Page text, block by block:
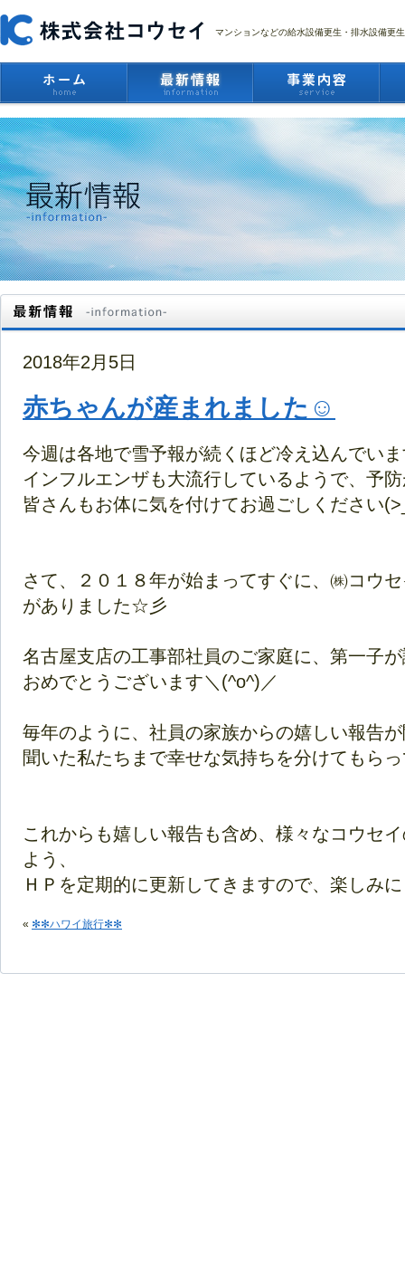
マンションなどの給水設備更生・排水設備更
2018年2月5日
赤ちゃんが産まれました☺
今週は各地で雪予報が続くほど冷え込んでい
インフルエンザも大流行しているようで、予
皆さんもお体に気を付けてお過ごしください
さて、２０１８年が始まってすぐに、㈱コウ
がありました☆彡
名古屋支店の工事部社員のご家庭に、第一子
おめでとうございます＼(^o^)／
毎年のように、社員の家族からの嬉しい報告
聞いた私たちまで幸せな気持ちを分けてもら
これからも嬉しい報告も含め、様々なコウセ
よう、
ＨＰを定期的に更新してきますので、楽しみ
« ✻✻ハワイ旅行✻✻